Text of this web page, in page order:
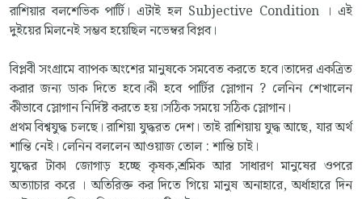
রাশিয়ার বলশেভিক পার্টি। এটাই হল Subjective Condition । এই
দুইয়ের মিলনেই সম্ভব হয়েছিল নভেম্বর বিপ্লব।
বিপ্লবী সংগ্রামে ব্যাপক অংশের মানুষকে সমবেত করতে হবে।তাদের একত্রিত
করার জন্য ডাক দিতে হবে।কী হবে পার্টির স্লোগান ? লেনিন শেখালেন
কীভাবে স্লোগান নির্দিষ্ট করতে হয়।সঠিক সময়ে সঠিক স্লোগান।
প্রথম বিশ্বযুদ্ধ চলছে। রাশিয়া যুদ্ধরত দেশ। তাই রাশিয়ায় যুদ্ধ আছে, যার অর্থ
শান্তি নেই। লেনিন বললেন আওয়াজ তোল : শান্তি চাই।
যুদ্ধের টাকা জোগাড় হচ্ছে কৃষক,শ্রমিক আর সাধারণ মানুষের ওপরে
অত্যাচার করে । অতিরিক্ত কর দিতে গিয়ে মানুষ অনাহারে, অর্ধাহারে দিন